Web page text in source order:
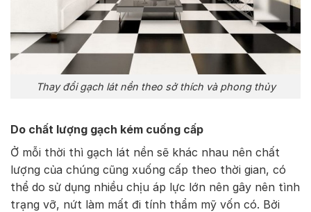
Thay đổi gạch lát nền theo sở thích và phong thủy
Do chất lượng gạch kém cuống cấp
Ở mỗi thời thì gạch lát nền sẽ khác nhau nên chất
lượng của chúng cũng xuống cấp theo thời gian, có
thể do sử dụng nhiều chịu áp lực lớn nên gây nên tình
trạng vỡ, nứt làm mất đi tính thẩm mỹ vốn có. Bởi